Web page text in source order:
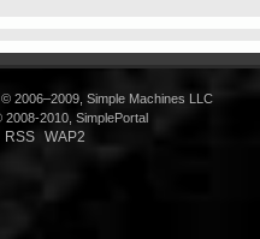
2006–2009, Simple Machines LLC
2010, SimplePortal
RSS WAP2